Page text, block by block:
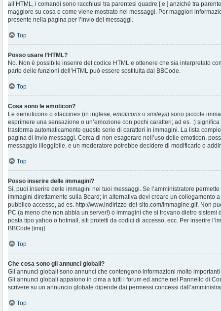
all’HTML, i comandi sono racchiusi tra parentesi quadre [ e ] anziché tra
maggiore su cosa e come viene mostrato nei messaggi. Per maggiori
presente nella pagina per l’invio dei messaggi.
Top
Posso usare l’HTML?
No. Non è possibile inserire del codice HTML e ottenere che sia interpretato
parte delle funzioni dell’HTML può essere sostituita dal BBCode.
Top
Cosa sono le emoticon?
Le «emoticon» o «faccine» (in inglese, emoticons o smileys) sono piccole
esprimere una sensazione o un’emozione con pochi caratteri; ad es. :)
trasforma automaticamente queste serie di caratteri in immagini. La lista
pagina di invio messaggi. Cerca di non esagerare nell’uso delle emoticon,
messaggio illeggibile, e un moderatore potrebbe decidere di modificarlo o
Top
Posso inserire delle immagini?
Sì, puoi inserire delle immagini nei tuoi messaggi. Se l’amministratore
immagini direttamente sulla Board; in alternativa devi creare un collegamento
pubblico accesso, ad es. http://www.indirizzo-del-sito.com/immagine.gif. Non
PC (a meno che non abbia un server!) o immagini che si trovano dietro sistemi
posta tipo yahoo o hotmail, siti protetti da codici di accesso, ecc. Per inserire
BBCode [img].
Top
Che cosa sono gli annunci globali?
Gli annunci globali sono annunci che contengono informazioni molto
Gli annunci globali appaiono in cima a tutti i forum ed anche nel Pannello di
scrivere su un annuncio globale dipende dai permessi concessi
Top